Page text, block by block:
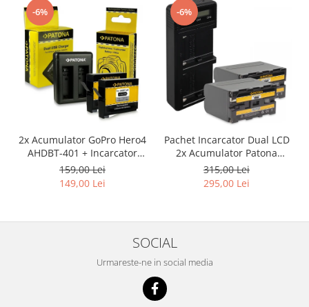
-6%
2x Acumulator GoPro Hero4
AHDBT-401 + Incarcator
Dual AHBBP-401
159,00 Lei
149,00 Lei
-6%
Pachet Incarcator Dual LCD
2x Acumulator Patona
pentru Sony NP-F970
315,00 Lei
295,00 Lei
SOCIAL
Urmareste-ne in social media